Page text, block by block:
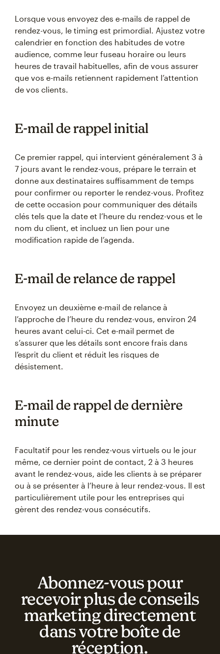
Lorsque vous envoyez des e-mails de rappel de
rendez-vous, le timing est primordial. Ajustez votre
calendrier en fonction des habitudes de votre
audience, comme leur fuseau horaire ou leurs
heures de travail habituelles, afin de vous assurer
que vos e-mails retiennent rapidement l’attention
de vos clients.
E-mail de rappel initial
Ce premier rappel, qui intervient généralement 3 à
7 jours avant le rendez-vous, prépare le terrain et
donne aux destinataires suffisamment de temps
pour confirmer ou reporter le rendez-vous. Profitez
de cette occasion pour communiquer des détails
clés tels que la date et l’heure du rendez-vous et le
nom du client, et incluez un lien pour une
modification rapide de l’agenda.
E-mail de relance de rappel
Envoyez un deuxième e-mail de relance à
l’approche de l’heure du rendez-vous, environ 24
heures avant celui-ci. Cet e-mail permet de
s’assurer que les détails sont encore frais dans
l’esprit du client et réduit les risques de
désistement.
E-mail de rappel de dernière
minute
Facultatif pour les rendez-vous virtuels ou le jour
même, ce dernier point de contact, 2 à 3 heures
avant le rendez-vous, aide les clients à se préparer
ou à se présenter à l’heure à leur rendez-vous. Il est
particulièrement utile pour les entreprises qui
gèrent des rendez-vous consécutifs.
Abonnez‑vous pour
recevoir plus de conseils
marketing directement
dans votre boîte de
réception.